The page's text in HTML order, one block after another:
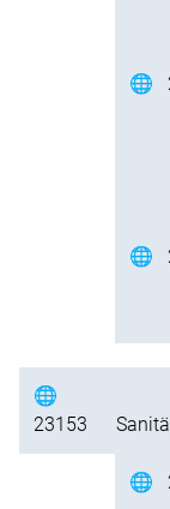
🌐
🌐
🌐
23153
🌐